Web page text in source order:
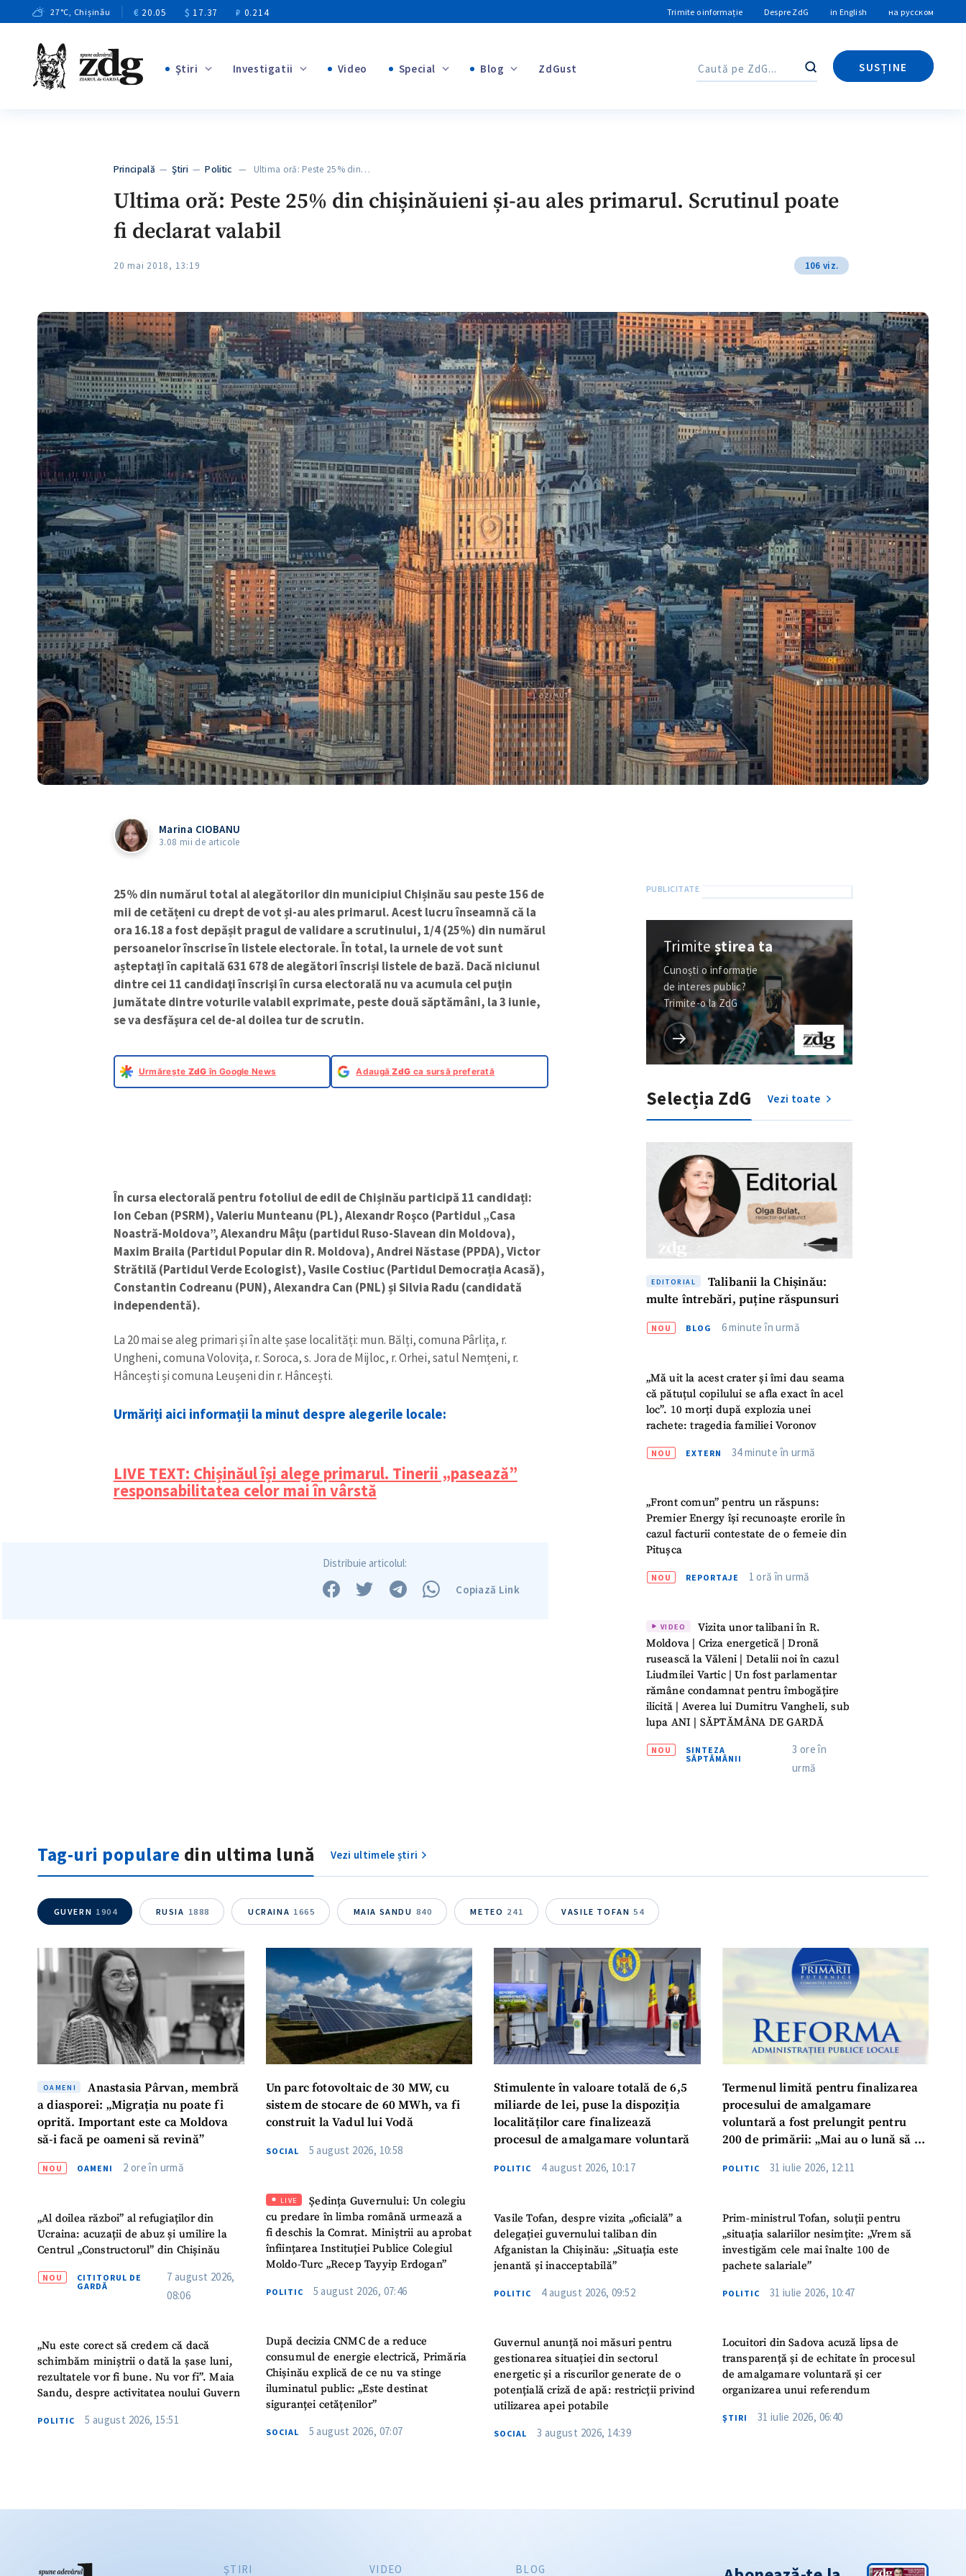
27°C, Chișinău € 20.05 $ 17.37 ₽ 0.214 Trimite o informație Despre ZdG in English на русском
Ştiri Investigatii Video Special Blog ZdGust Caută
SUSȚINE
Caută
Principală —Ştiri —Politic — Ultima oră: Peste 25% din…
Ultima oră: Peste 25% din chișinăuieni și-au ales primarul. Scrutinul poate
fi declarat valabil
20 mai 2018, 13:19 106 viz.
Marina CIOBANU
3.08 mii de articole
25% din numărul total al alegătorilor din municipiul Chișinău sau peste 156 de
mii de cetățeni cu drept de vot și-au ales primarul. Acest lucru înseamnă că la
ora 16.18 a fost depășit pragul de validare a scrutinului, 1/4 (25%) din numărul
persoanelor înscrise în listele electorale. În total, la urnele de vot sunt
așteptați în capitală 631 678 de alegători înscriși listele de bază. Dacă niciunul
dintre cei 11 candidaţi înscrişi în cursa electorală nu va acumula cel puţin
jumătate dintre voturile valabil exprimate, peste două săptămâni, la 3 iunie,
se va desfăşura cel de-al doilea tur de scrutin.
Urmărește ZdG în Google News AdaugăZdG ca sursă preferată
În cursa electorală pentru fotoliul de edil de Chișinău participă 11 candidați:
Ion Ceban (PSRM), Valeriu Munteanu (PL), Alexandr Roşco (Partidul „Casa
Noastră-Moldova”, Alexandru Mâţu (partidul Ruso-Slavean din Moldova),
Maxim Braila (Partidul Popular din R. Moldova), Andrei Năstase (PPDA), Victor
Strătilă (Partidul Verde Ecologist), Vasile Costiuc (Partidul Democrația Acasă),
Constantin Codreanu (PUN), Alexandra Can (PNL) și Silvia Radu (candidată
independentă).
La 20 mai se aleg primari și în alte șase localități: mun. Bălți, comuna Pârlița, r.
Ungheni, comuna Volovița, r. Soroca, s. Jora de Mijloc, r. Orhei, satul Nemțeni, r.
Hâncești și comuna Leușeni din r. Hâncești.
Urmăriți aici informații la minut despre alegerile locale:
LIVE TEXT: Chișinăul își alege primarul. Tinerii „pasează”
responsabilitatea celor mai în vârstă
Distribuie articolul:
Copiază Link
Trimiteștirea ta
Cunoști o informație
de interes public?
Trimite-o la ZdG
Selecția ZdG Vezi toate
EDITORIAL
Talibanii la Chișinău:
multe întrebări, puține răspunsuri
NOU BLOG 6 minute în urmă
„Mă uit la acest crater și îmi dau seama
că pătuțul copilului se afla exact în acel
loc”. 10 morți după explozia unei
rachete: tragedia familiei Voronov
NOU EXTERN 34 minute în urmă
„Front comun” pentru un răspuns:
Premier Energy își recunoaște erorile în
cazul facturii contestate de o femeie din
Pitușca
NOU REPORTAJE 1 oră în urmă
VIDEO
Vizita unor talibani în R.
Moldova | Criza energetică | Dronă
rusească la Văleni | Detalii noi în cazul
Liudmilei Vartic | Un fost parlamentar
rămâne condamnat pentru îmbogățire
ilicită | Averea lui Dumitru Vangheli, sub
lupa ANI | SĂPTĂMÂNA DE GARDĂ
NOU
SINTEZA
SĂPTĂMÂNII
3 ore în
urmă
Tag-uri populare din ultima lună Vezi ultimele știri
GUVERN 1904 RUSIA 1888 UCRAINA 1665 MAIA SANDU 840 METEO 241 VASILE TOFAN 54
OAMENI
Anastasia Pârvan, membră
a diasporei: „Migrația nu poate fi
oprită. Important este ca Moldova
să-i facă pe oameni să revină”
NOU OAMENI 2 ore în urmă
„Al doilea război” al refugiaților din
Ucraina: acuzații de abuz și umilire la
Centrul „Constructorul” din Chișinău
NOU
CITITORUL DE
GARDĂ
7 august 2026,
08:06
„Nu este corect să credem că dacă
schimbăm miniștrii o dată la șase luni,
rezultatele vor fi bune. Nu vor fi”. Maia
Sandu, despre activitatea noului Guvern
POLITIC 5 august 2026, 15:51
Un parc fotovoltaic de 30 MW, cu
sistem de stocare de 60 MWh, va fi
construit la Vadul lui Vodă
SOCIAL 5 august 2026, 10:58
LIVE
Ședința Guvernului: Un colegiu
cu predare în limba română urmează a
fi deschis la Comrat. Miniștrii au aprobat
înființarea Instituției Publice Colegiul
Moldo-Turc „Recep Tayyip Erdogan”
POLITIC 5 august 2026, 07:46
După decizia CNMC de a reduce
consumul de energie electrică, Primăria
Chișinău explică de ce nu va stinge
iluminatul public: „Este destinat
siguranței cetățenilor”
SOCIAL 5 august 2026, 07:07
Stimulente în valoare totală de 6,5
miliarde de lei, puse la dispoziția
localităților care finalizează
procesul de amalgamare voluntară
POLITIC 4 august 2026, 10:17
Vasile Tofan, despre vizita „oficială” a
delegației guvernului taliban din
Afganistan la Chișinău: „Situația este
jenantă și inacceptabilă”
POLITIC 4 august 2026, 09:52
Guvernul anunță noi măsuri pentru
gestionarea situației din sectorul
energetic și a riscurilor generate de o
potențială criză de apă: restricții privind
utilizarea apei potabile
SOCIAL 3 august 2026, 14:39
Termenul limită pentru finalizarea
procesului de amalgamare
voluntară a fost prelungit pentru
200 de primării: „Mai au o lună să se
POLITIC 31 iulie 2026, 12:11
Prim-ministrul Tofan, soluții pentru
„situația salariilor nesimțite: „Vrem să
investigăm cele mai înalte 100 de
pachete salariale”
POLITIC 31 iulie 2026, 10:47
Locuitori din Sadova acuză lipsa de
transparență și de echitate în procesul
de amalgamare voluntară și cer
organizarea unui referendum
ŞTIRI 31 iulie 2026, 06:40
ŞTIRI VIDEO BLOG
Titlu știre + Adaugă titlu
+ Link media
+ Numele meu
+ Emailul meu
+ Telefon personal
TRIMITE ȘTIREA